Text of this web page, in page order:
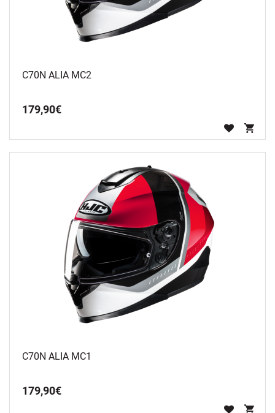
C70N ALIA MC2
179,90€
C70N ALIA MC1
179,90€